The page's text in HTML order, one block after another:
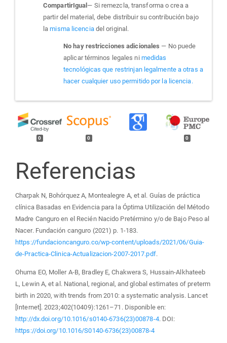
CompartirIgual — Si remezcla, transforma o crea a
partir del material, debe distribuir su contribución bajo
lamisma licenciadel original.
No hay restricciones adicionales — No puede
aplicar términos legales ni medidas
tecnológicas que restrinjan legalmente a otras a
hacer cualquier uso permitido por la licencia.
0 0 0
Referencias
Charpak N, Bohórquez A, Montealegre A, et al. Guías de práctica
clínica Basadas en Evidencia para la Óptima Utilización del Método
Madre Canguro en el Recién Nacido Pretérmino y/o de Bajo Peso al
Nacer. Fundación canguro (2021) p. 1-183.
https://fundacioncanguro.co/wp-content/uploads/2021/06/Guia-
de-Practica-Clinica-Actualizacion-2007-2017.pdf.
Ohuma EO, Moller A-B, Bradley E, Chakwera S, Hussain-Alkhateeb
L, Lewin A, et al. National, regional, and global estimates of preterm
birth in 2020, with trends from 2010: a systematic analysis. Lancet
[Internet]. 2023;402(10409):1261–71. Disponible en:
http://dx.doi.org/10.1016/s0140-6736(23)00878-4. DOI:
https://doi.org/10.1016/S0140-6736(23)00878-4